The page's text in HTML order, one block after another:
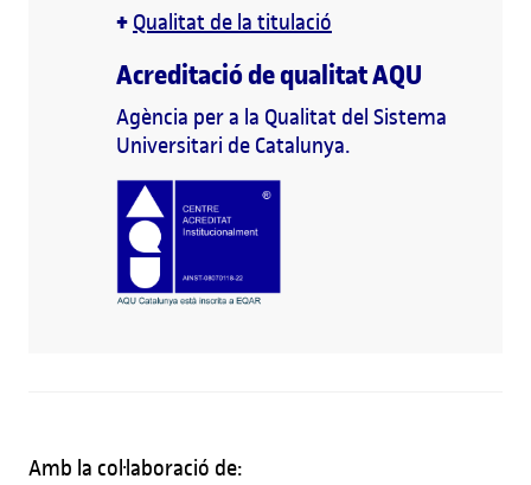
+ Qualitat de la titulació
Acreditació de qualitat AQU
Agència per a la Qualitat del Sistema
Universitari de Catalunya.
Amb la col·laboració de: